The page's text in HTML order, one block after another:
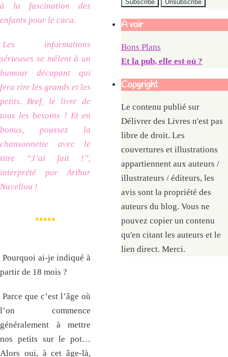
à la fascination des
enfants pour le caca.
Les informations
sérieuses se mêlent à un
humour décapant qui
fera rire les grands et les
petits. Bref, le livre de
tous les besoins ! Et en
bonus, poussez la
chansonnette avec le
titre “J’ai fait !”,
interprété par Arthur
Navellou !
*****
Pourquoi ai-je indiqué à
partir de 18 mois ?
Parce que c’est l’âge où
l’on commence
généralement à mettre
nos petits sur le pot…
Alors oui, à cet âge-là,
A voir
Bons Plans
Et la pub, elle est où ?
Copyright
Le contenu publié sur
Délivrer des Livres n'est pas
libre de droit. Les
couvertures et illustrations
appartiennent aux auteurs /
illustrateurs / éditeurs, les
avis sont la propriété des
auteurs du blog. Vous ne
pouvez copier un contenu
qu'en citant les auteurs et le
lien direct. Merci.